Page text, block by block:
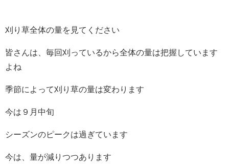
刈り草全体の量を見てください
皆さんは、毎回刈っているから全体の量は把握しています
よね
季節によって刈り草の量は変わります
今は９月中旬
シーズンのピークは過ぎています
今は、量が減りつつあります